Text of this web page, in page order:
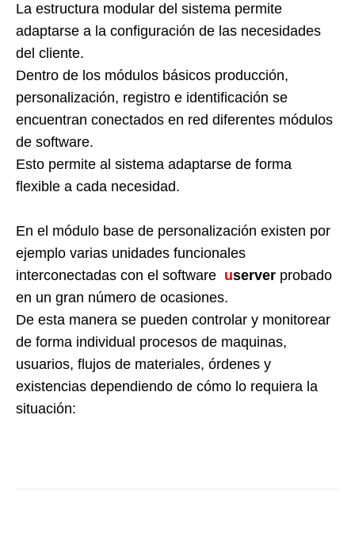
La estructura modular del sistema permite
adaptarse a la configuración de las necesidades
del cliente.
Dentro de los módulos básicos producción,
personalización, registro e identificación se
encuentran conectados en red diferentes módulos
de software.
Esto permite al sistema adaptarse de forma
flexible a cada necesidad.
En el módulo base de personalización existen por
ejemplo varias unidades funcionales
interconectadas con el software userver probado
en un gran número de ocasiones.
De esta manera se pueden controlar y monitorear
de forma individual procesos de maquinas,
usuarios, flujos de materiales, órdenes y
existencias dependiendo de cómo lo requiera la
situación: